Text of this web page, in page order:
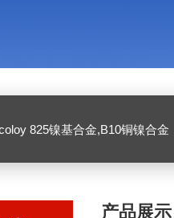
825镍基合金,B10铜镍合金，GH2132高温
产品展示